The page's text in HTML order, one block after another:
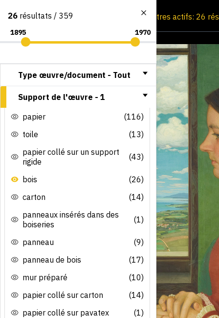
Consultation par image Filtres actifs: 26
26 résultats / 359
Type œuvre/document - Tout
Support de l'œuvre - 1
papier
(116)
toile
(13)
papier collé sur un support
rigide
(43)
bois
(26)
carton
(14)
panneaux insérés dans des
boiseries
(1)
panneau
(9)
panneau de bois
(17)
mur préparé
(10)
papier collé sur carton
(14)
papier collé sur pavatex
(1)